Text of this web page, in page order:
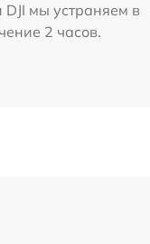
DJI мы устраняем в
2 часов.